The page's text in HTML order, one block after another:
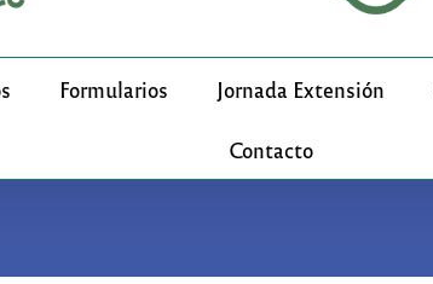
Formularios Jornada Extensión
Contacto